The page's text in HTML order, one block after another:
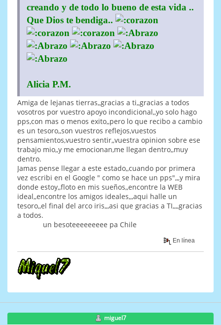
creando y de todo lo bueno de esta vida ..
Que Dios te bendiga..
Alicia P.M.
Amiga de lejanas tierras,,gracias a ti,,gracias a todos
vosotros por vuestro apoyo incondicional,,yo solo hago
pps,con mas o menos exito,,pero lo que recibo a cambio
es un tesoro,,son vuestros reflejos,vuestos
pensamientos,vuestro sentir,,vuestra opinion sobre ese
trabajo mio,,y me emocionan,me llegan dentro,,muy
dentro.
Jamas pense llegar a este estado,,cuando por primera
vez escribi en el Google " como se hace un pps",,,y mira
donde estoy,,floto en mis sueños,,encontre la WEB
ideal,,encontre los amigos ideales,,,aqui halle un
tesoro,,el final del arco iris,,,asi que gracias a TI,,,,gracias
a todos.
un besoteeeeeeeee pa Chile
En línea
miguel7